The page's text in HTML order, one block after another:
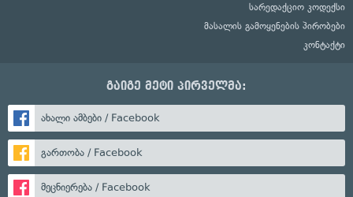
სარედაქციო კოდექსი
მასალის გამოყენების პირობები
კონტაქტი
გაიგე მეტი პირველმა:
ახალი ამბები / Facebook
გართობა / Facebook
მეცნიერება / Facebook